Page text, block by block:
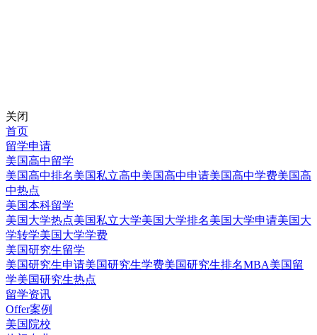
关闭
首页
留学申请
美国高中留学
美国高中排名美国私立高中美国高中申请美国高中学费美国高
中热点
美国本科留学
美国大学热点美国私立大学美国大学排名美国大学申请美国大
学转学美国大学学费
美国研究生留学
美国研究生申请美国研究生学费美国研究生排名MBA美国留
学美国研究生热点
留学资讯
Offer案例
美国院校